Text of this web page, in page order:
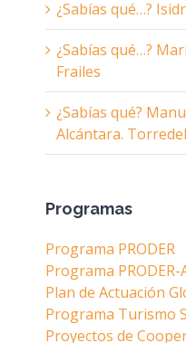
¿Sabías qué…?
¿Sabías qué…?
Frailes
¿Sabías qué?
Alcántara.
Programas
Programa PRODER
Programa PRODER-
Plan de Actuación
Programa Turismo
Proyectos de